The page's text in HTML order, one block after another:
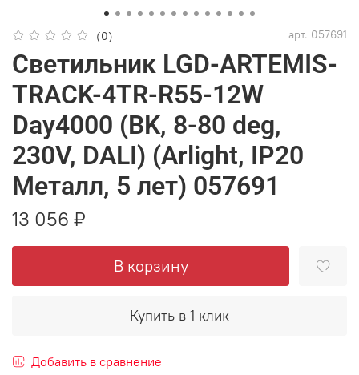
(0) арт. 057691
Светильник LGD-ARTEMIS-
TRACK-4TR-R55-12W
Day4000 (BK, 8-80 deg,
230V, DALI) (Arlight, IP20
Металл, 5 лет) 057691
13 056 ₽
В корзину
Купить в 1 клик
Добавить в сравнение